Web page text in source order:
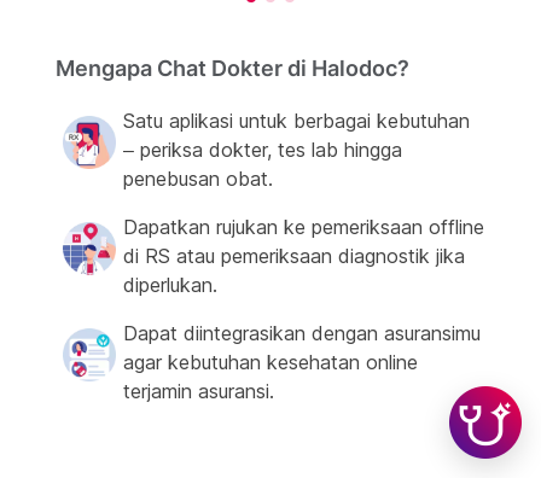
Mengapa Chat Dokter di Halodoc?
Satu aplikasi untuk berbagai kebutuhan
– periksa dokter, tes lab hingga
penebusan obat.
Dapatkan rujukan ke pemeriksaan offline
di RS atau pemeriksaan diagnostik jika
diperlukan.
Dapat diintegrasikan dengan asuransimu
agar kebutuhan kesehatan online
terjamin asuransi.